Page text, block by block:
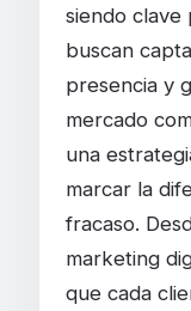
siendo clave
buscan
presencia y
mercado
una
marcar la
fracaso.
marketing
que cada